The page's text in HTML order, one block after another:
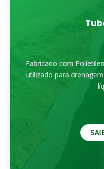
Fabricado com
utilizado para